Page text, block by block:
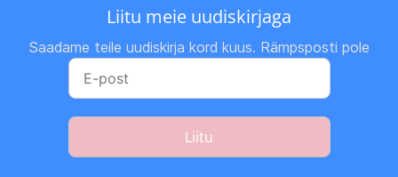
Liitu meie uudiskirjaga
Saadame teile uudiskirja kord kuus. Rämpsposti pole
Liitu